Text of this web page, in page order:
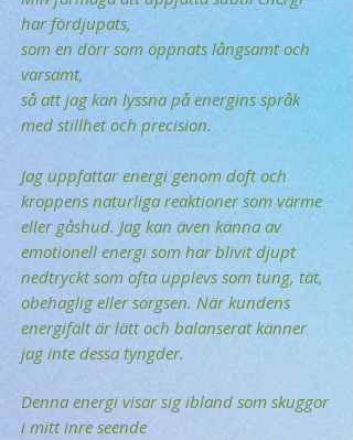
har fördjupats,
som en dörr som öppnats långsamt och
varsamt,
så att jag kan lyssna på energins språk
med stillhet och precision.
Jag uppfattar energi genom doft och
kroppens naturliga reaktioner som värme
eller gåshud. Jag kan även känna av
emotionell energi som har blivit djupt
nedtryckt som ofta upplevs som tung, tät,
obehaglig eller sorgsen. När kundens
energifält är lätt och balanserat känner
jag inte dessa tyngder.
Denna energi visar sig ibland som skuggor
i mitt inre seende